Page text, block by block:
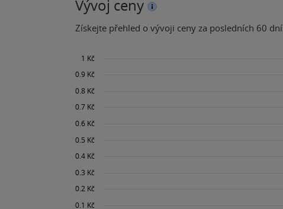
Vývoj ceny
Získejte přehled o vývoji ceny za posledních 60 dní.